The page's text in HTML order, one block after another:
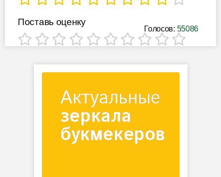
Голосов: 55086
Поставь оценку